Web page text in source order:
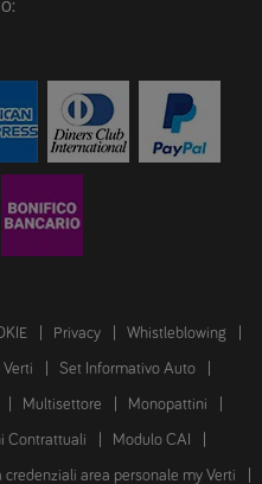
Privacy Whistleblowing
Set Informativo Auto
Multisettore Monopattini
Contrattuali Modulo CAI
credenziali area personale my Verti